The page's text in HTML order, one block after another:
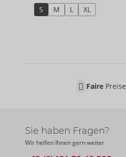
S M L XL
FairePreise
Sie haben Fragen?
Wir helfen Ihnen gern weiter